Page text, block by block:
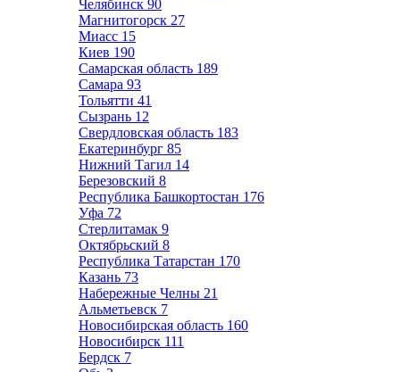
Челябинск 90
Магнитогорск 27
Миасс 15
Киев 190
Самарская область 189
Самара 93
Тольятти 41
Сызрань 12
Свердловская область 183
Екатеринбург 85
Нижний Тагил 14
Березовский 8
Республика Башкортостан 176
Уфа 72
Стерлитамак 9
Октябрьский 8
Республика Татарстан 170
Казань 73
Набережные Челны 21
Альметьевск 7
Новосибирская область 160
Новосибирск 111
Бердск 7